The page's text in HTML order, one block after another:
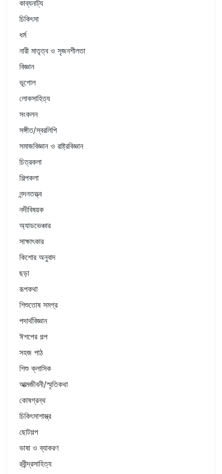
কাব্যনাট্য
চিকিৎসা
ধর্ম
নারী মাতৃত্ব ও সৃজনশীলতা
বিজ্ঞান
ভূগোল
লোকসাহিত্য
সংকলন
সঙ্গীত/স্বরলিপি
সমাজবিজ্ঞান ও রাষ্ট্রবিজ্ঞান
চিত্রকলা
শিল্পকলা
নন্দনতত্ত্ব
নদীবিষয়ক
অ্যাডভেঞ্চার
সাক্ষাৎকার
কিশোর অনুবাদ
ছড়া
রূপকথা
শিশুতোষ সমগ্র
পদার্থবিজ্ঞান
ঈশপের গল্প
সহজ পাঠ
শিশু ক্লাসিক
আত্মজীবনী/স্মৃতিকথা
কোষগ্রন্থ
চিকিৎসাশাস্ত্র
ছোটগল্প
ভাষা ও ব্যাকরণ
রবীন্দ্রসাহিত্য